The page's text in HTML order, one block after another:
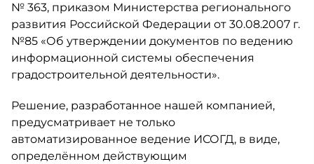
№ 363, приказом Министерства регионального
развития Российской Федерации от 30.08.2007 г.
№85 «Об утверждении документов по ведению
информационной системы обеспечения
градостроительной деятельности».
Решение, разработанное нашей компанией,
предусматривает не только
автоматизированное ведение ИСОГД, в виде,
определённом действующим